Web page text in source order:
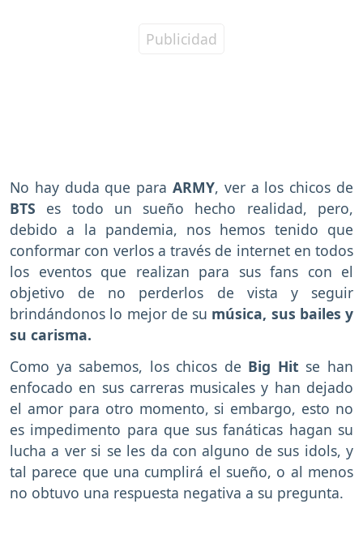
No hay duda que para ARMY, ver a los chicos de
BTS es todo un sueño hecho realidad, pero,
debido a la pandemia, nos hemos tenido que
conformar con verlos a través de internet en todos
los eventos que realizan para sus fans con el
objetivo de no perderlos de vista y seguir
brindándonos lo mejor de su música, sus bailes y
su carisma.
Como ya sabemos, los chicos de Big Hit se han
enfocado en sus carreras musicales y han dejado
el amor para otro momento, si embargo, esto no
es impedimento para que sus fanáticas hagan su
lucha a ver si se les da con alguno de sus idols, y
tal parece que una cumplirá el sueño, o al menos
no obtuvo una respuesta negativa a su pregunta.